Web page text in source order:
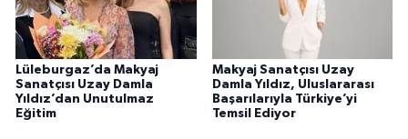
Lüleburgaz’da Makyaj
Sanatçısı Uzay Damla
Yıldız’dan Unutulmaz
Eğitim
Makyaj Sanatçısı Uzay
Damla Yıldız, Uluslararası
Başarılarıyla Türkiye’yi
Temsil Ediyor